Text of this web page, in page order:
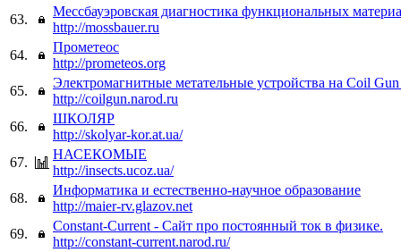
63.
Мессбауэровская диагностика функциональных
http://mossbauer.ru
64.
Прометеос
http://prometeos.org
65.
Электромагнитные метательные устройства на Coil
http://coilgun.narod.ru
66.
ШКОЛЯР
http://skolyar-kor.at.ua/
67.
НАСЕКОМЫЕ
http://insects.ucoz.ua/
68.
Информатика и естественно-научное образование
http://maier-rv.glazov.net
69.
Constant-Current - Сайт про постоянный ток в физике.
http://constant-current.narod.ru/